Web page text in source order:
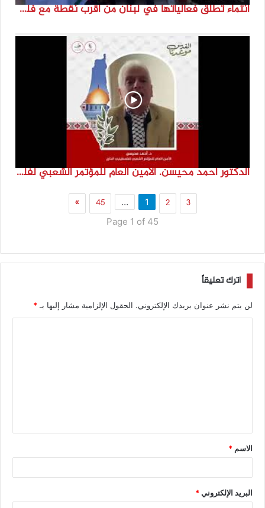
انتماء تطلق فعالياتها في لبنان من أقرب نقطة مع فلسطين المحتلة في ذكرى النكبة_74تقرير: جنى شحرور
الدكتور احمد محيسن. الامين العام للمؤتمر الشعبي لفلسطينيي الخارج
1 2 3
…
45
»
Page 1 of 45
اترك تعليقاً
لن يتم نشر عنوان بريدك الإلكتروني. الحقول الإلزامية مشار إليها بـ *
الاسم *
البريد الإلكتروني*